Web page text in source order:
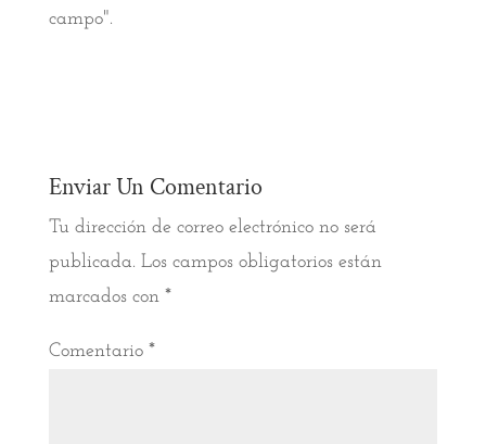
campo".
Enviar Un Comentario
Tu dirección de correo electrónico no será
publicada. Los campos obligatorios están
marcados con *
Comentario *